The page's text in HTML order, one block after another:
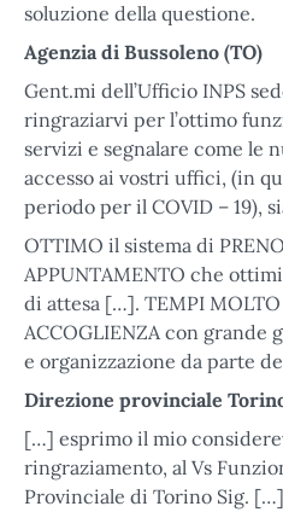
soluzione della questione.
Agenzia di Bussoleno (TO)
Gent.mi dell’Ufficio INPS
ringraziarvi per l’ottimo
servizi e segnalare come le
accesso ai vostri uffici, (in
periodo per il COVID – 19),
OTTIMO il sistema di
APPUNTAMENTO che
di attesa […]. TEMPI MOLTO
ACCOGLIENZA con grande
e organizzazione da parte
Direzione provinciale
[…] esprimo il mio
ringraziamento, al Vs
Provinciale di Torino Sig.